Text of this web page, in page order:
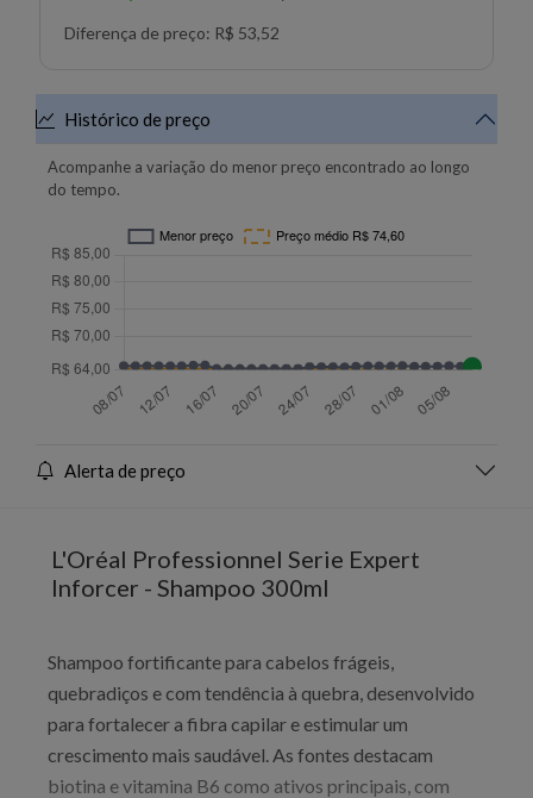
Diferença de preço: R$ 53,52
Histórico de preço
Acompanhe a variação do menor preço encontrado ao longo
do tempo.
Alerta de preço
L'Oréal Professionnel Serie Expert
Inforcer - Shampoo 300ml
Shampoo fortificante para cabelos frágeis,
quebradiços e com tendência à quebra, desenvolvido
para fortalecer a fibra capilar e estimular um
crescimento mais saudável. As fontes destacam
biotina e vitamina B6 como ativos principais, com